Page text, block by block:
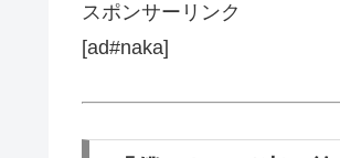
スポンサーリンク
[ad#naka]